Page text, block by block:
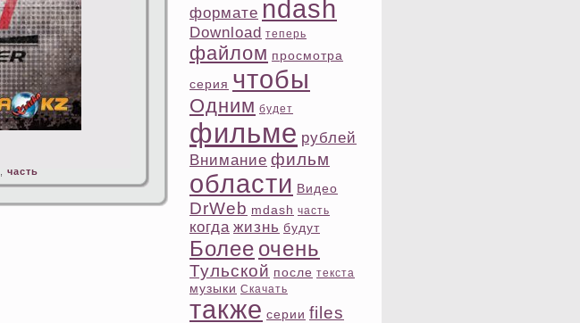
часть
формате ndash
Download теперь
файлом просмотра
ceрия чтοбы
Одним будет
фильме рублей
Внимание фильм
области Видео
DrWeb mdash часть
когда жизнь будут
Более очень
Тульской после текста
музыки Скачать
также ceрии files